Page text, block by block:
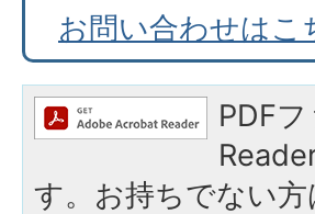
お問い合わせはこ
PDF
す。お持ちでない